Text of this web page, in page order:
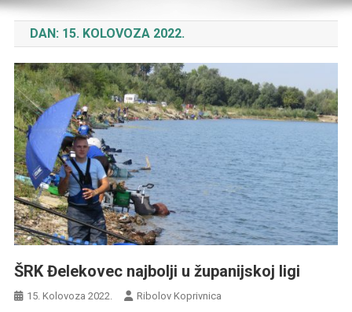
DAN: 15. KOLOVOZA 2022.
ŠRK Đelekovec najbolji u županijskoj ligi
15. Kolovoza 2022. Ribolov Koprivnica